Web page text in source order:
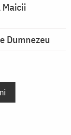
Dumnezeu